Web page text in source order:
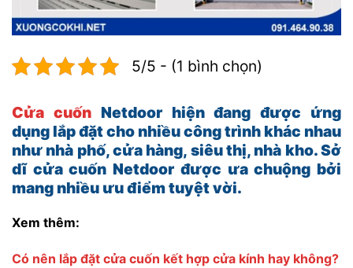
5/5 - (1 bình chọn)
Cửa cuốnNetdoor hiện đang được ứng
dụng lắp đặt cho nhiều công trình khác nhau
như nhà phố, cửa hàng, siêu thị, nhà kho. Sở
dĩ cửa cuốn Netdoor được ưa chuộng bởi
mang nhiều ưu điểm tuyệt vời.
Xem thêm:
Có nên lắp đặt cửa cuốn kết hợp cửa kính hay không?